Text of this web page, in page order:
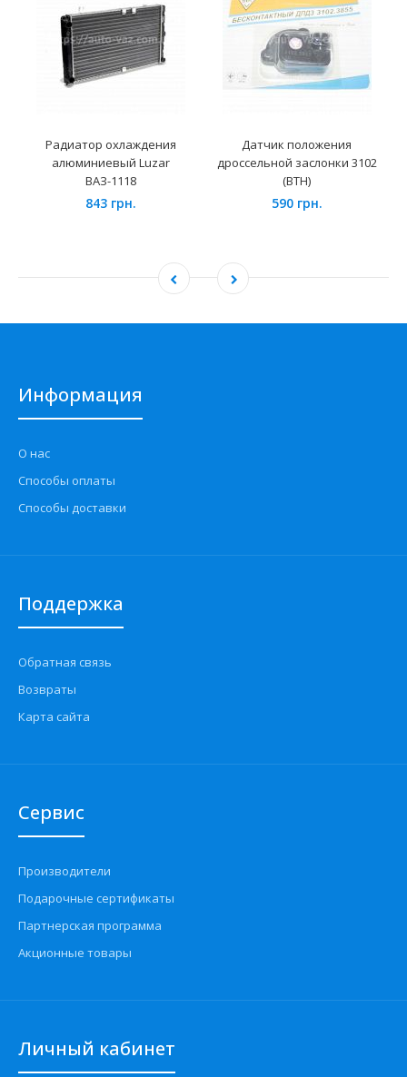
Радиатор охлаждения
алюминиевый Luzar
ВАЗ-1118
843 грн.
Датчик положения
дроссельной заслонки 3102
(ВТН)
590 грн.
Информация
О нас
Способы оплаты
Способы доставки
Поддержка
Обратная связь
Возвраты
Карта сайта
Сервис
Производители
Подарочные сертификаты
Партнерская программа
Акционные товары
Личный кабинет